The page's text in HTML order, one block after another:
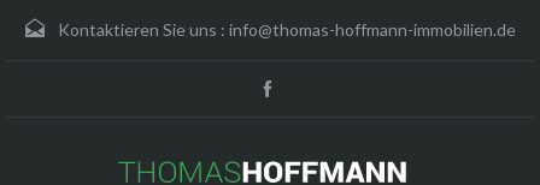
Kontaktieren Sie uns : info@thomas-hoffmann-immobilien.de